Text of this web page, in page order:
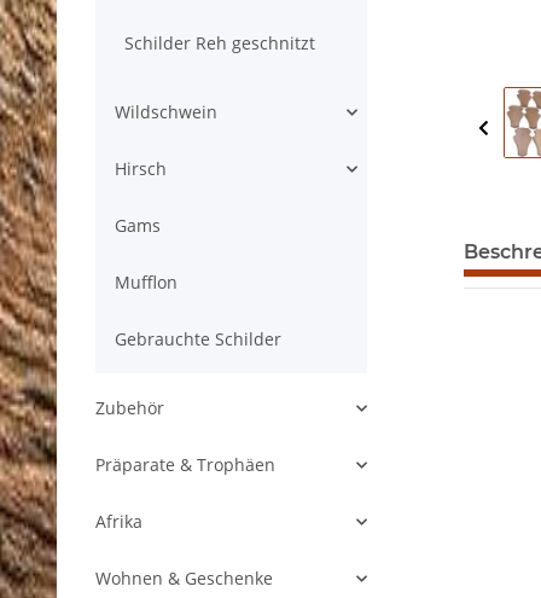
Schilder Reh geschnitzt
Wildschwein
Hirsch
Gams
Mufflon
Gebrauchte Schilder
Zubehör
Präparate & Trophäen
Afrika
Wohnen & Geschenke